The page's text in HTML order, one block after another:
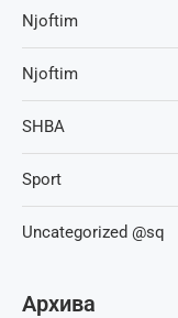
Njoftim
Njoftim
SHBA
Sport
Uncategorized @sq
Архива